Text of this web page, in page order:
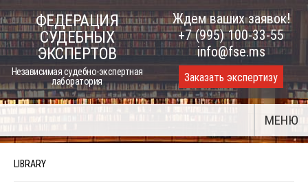
Skip
to
content
ФЕДЕРАЦИЯ
СУДЕБНЫХ
ЭКСПЕРТОВ
Независимая судебно-экспертная
лаборатория
Ждем ваших заявок!
+7 (995) 100-33-55
info@fse.ms
Заказать экспертизу
МЕНЮ
LIBRARY